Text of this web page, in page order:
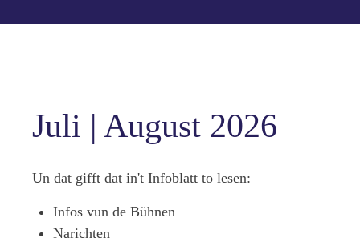
Juli | August 2026
Un dat gifft dat in't Infoblatt to lesen:
Infos vun de Bühnen
Narichten